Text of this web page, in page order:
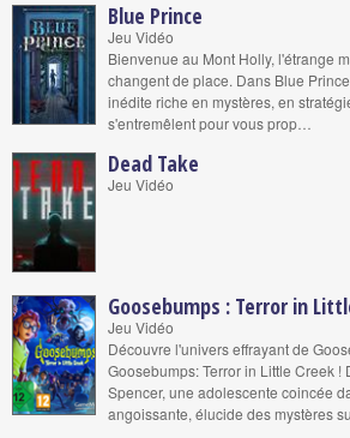
Blue Prince
Jeu Vidéo
Bienvenue au Mont Holly, l'étrange
changent de place. Dans Blue
inédite riche en mystères, en
s'entremêlent pour vous prop…
Dead Take
Jeu Vidéo
Goosebumps : Terror in
Jeu Vidéo
Découvre l'univers effrayant de
Goosebumps: Terror in Little Creek !
Spencer, une adolescente coincée
angoissante, élucide des mystères